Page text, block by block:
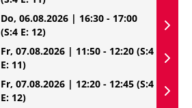
Do, 06.08.2026 | 16:30 - 17:00
(S:4 E: 12)
Fr, 07.08.2026 | 11:50 - 12:20 (S:4
E: 11)
Fr, 07.08.2026 | 12:20 - 12:45 (S:4
E: 12)